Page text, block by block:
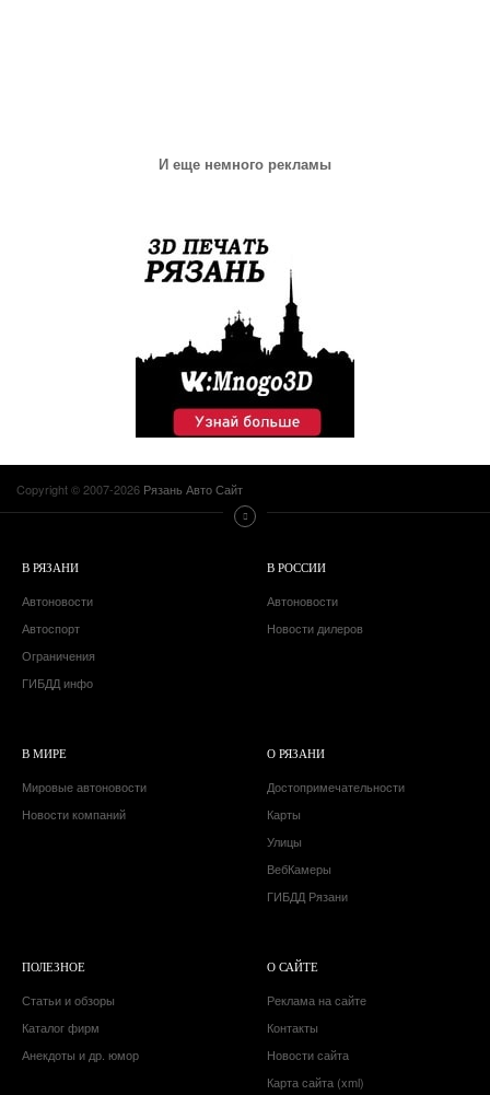
И еще немного рекламы
Copyright © 2007-2026 Рязань Авто Сайт
В РЯЗАНИ
Автоновости
Автоспорт
Ограничения
ГИБДД инфо
В РОССИИ
Автоновости
Новости дилеров
В МИРЕ
Мировые автоновости
Новости компаний
О РЯЗАНИ
Достопримечательности
Карты
Улицы
ВебКамеры
ГИБДД Рязани
ПОЛЕЗНОЕ
Статьи и обзоры
Каталог фирм
Анекдоты и др. юмор
О САЙТЕ
Реклама на сайте
Контакты
Новости сайта
Карта сайта (xml)